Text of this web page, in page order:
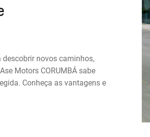
novos caminhos,
Motors CORUMBÁ sabe
Conheça as vantagens e